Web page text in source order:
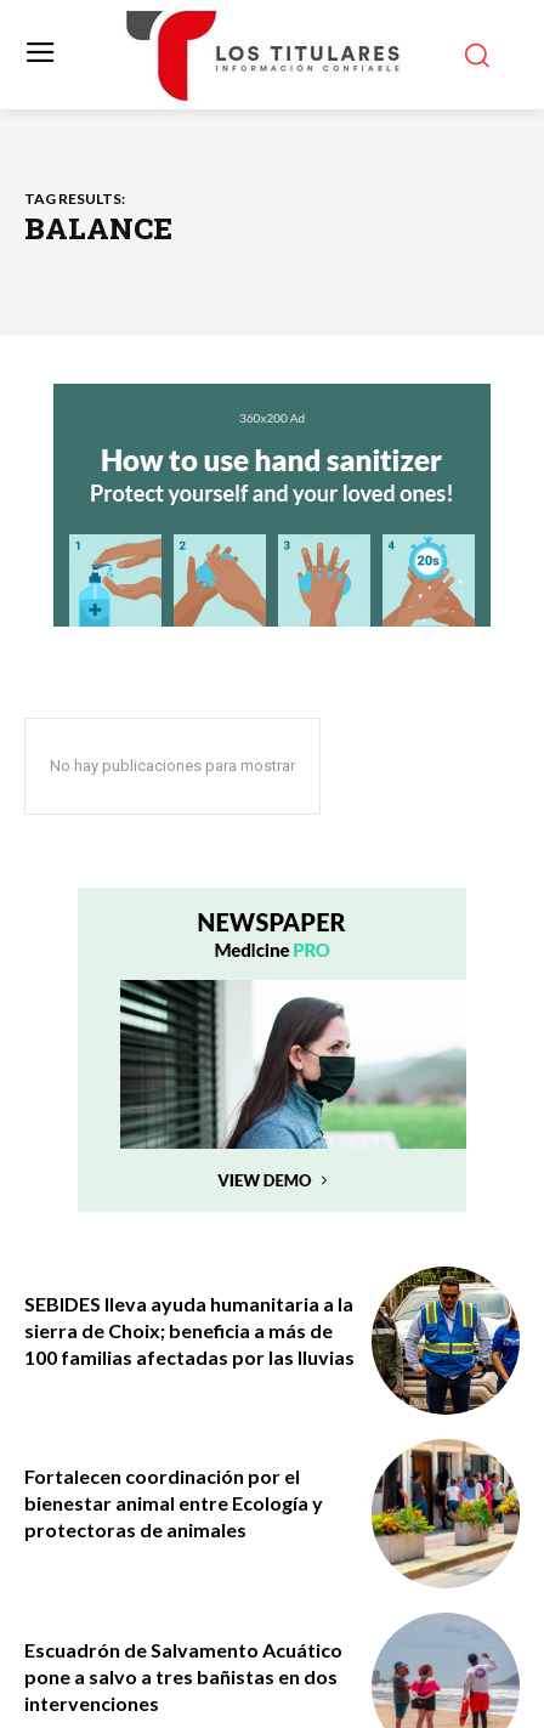
TAG RESULTS:
BALANCE
No hay publicaciones para mostrar
SEBIDES lleva ayuda humanitaria a la
sierra de Choix; beneficia a más de
100 familias afectadas por las lluvias
Fortalecen coordinación por el
bienestar animal entre Ecología y
protectoras de animales
Escuadrón de Salvamento Acuático
pone a salvo a tres bañistas en dos
intervenciones